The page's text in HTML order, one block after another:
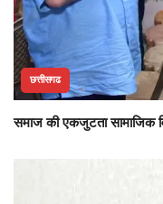
छत्तीसगढ
समाज की एकजुटता सामाजिक